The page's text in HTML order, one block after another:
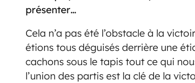
présenter…
Cela n’a pas été l’obstacle à la
étions tous déguisés derrière une
cachons sous le tapis tout ce qui
l’union des partis est la clé de la